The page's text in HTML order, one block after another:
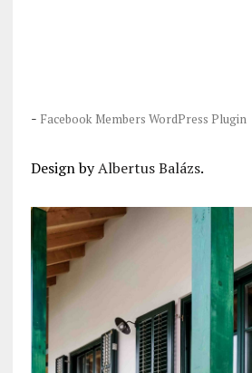
- Facebook Members WordPress Plugin
Design byAlbertus Balázs.